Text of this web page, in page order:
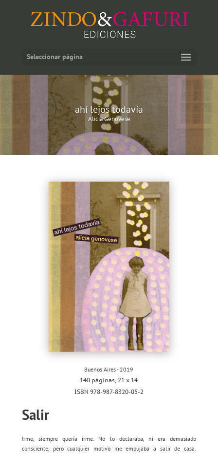
Seleccionar página
ahí lejos todavía
Alicia Genovese
Buenos Aires - 2019
140 páginas, 21 x 14
ISBN 978-987-8320-05-2
Salir
Irme, siempre quería irme. No lo declaraba, ni era demasiado
consciente, pero cualquier motivo me empujaba a salir de casa.